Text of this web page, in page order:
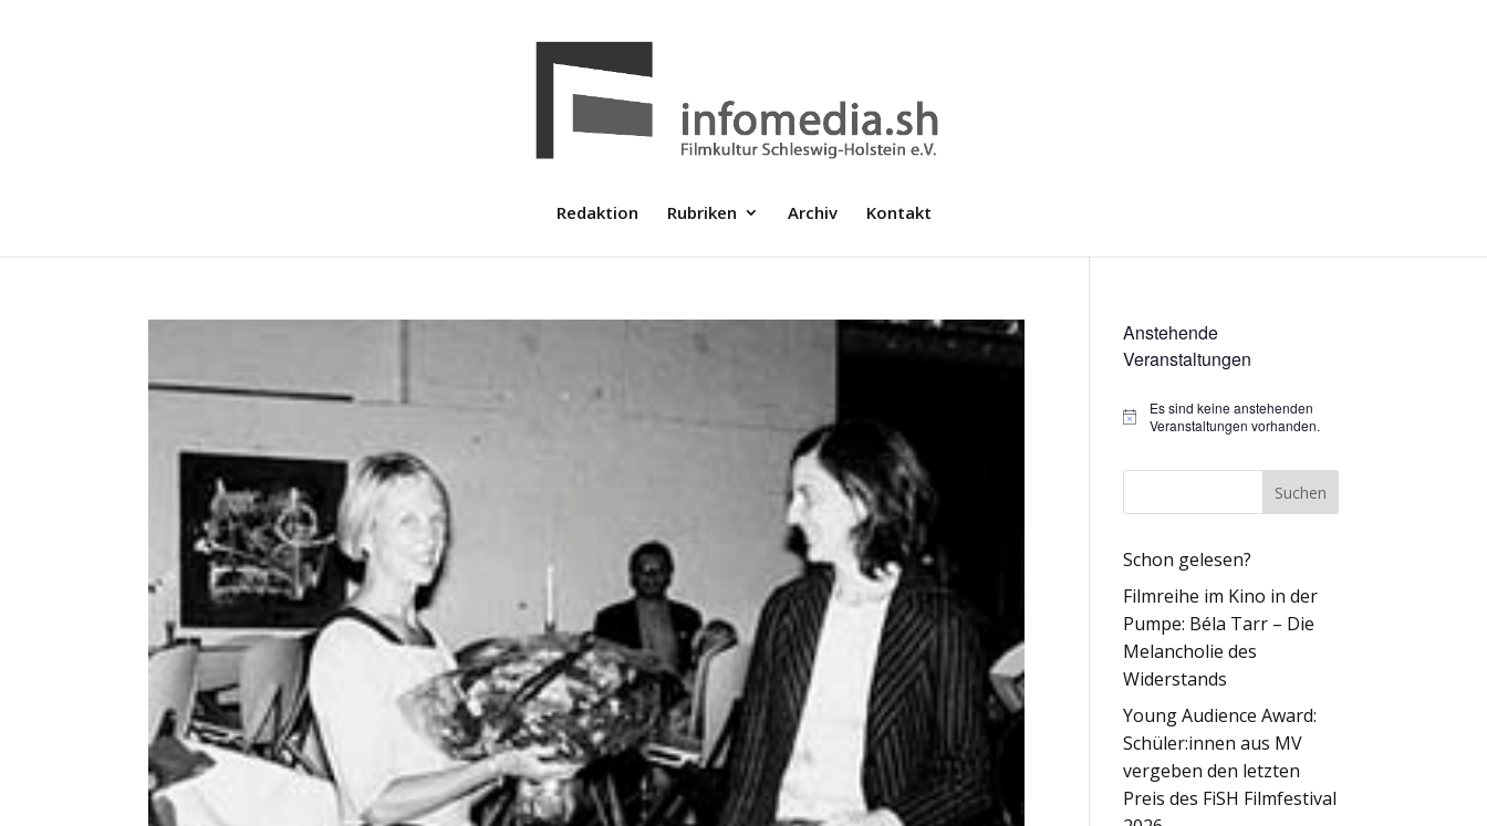
Redaktion Rubriken Archiv Kontakt
Anstehende
Veranstaltungen
Hinweis
Es sind keine anstehenden
Veranstaltungen vorhanden.
Schon gelesen?
Filmreihe im Kino in der
Pumpe: Béla Tarr – Die
Melancholie des
Widerstands
Young Audience Award:
Schüler:innen aus MV
vergeben den letzten
Preis des FiSH Filmfestival